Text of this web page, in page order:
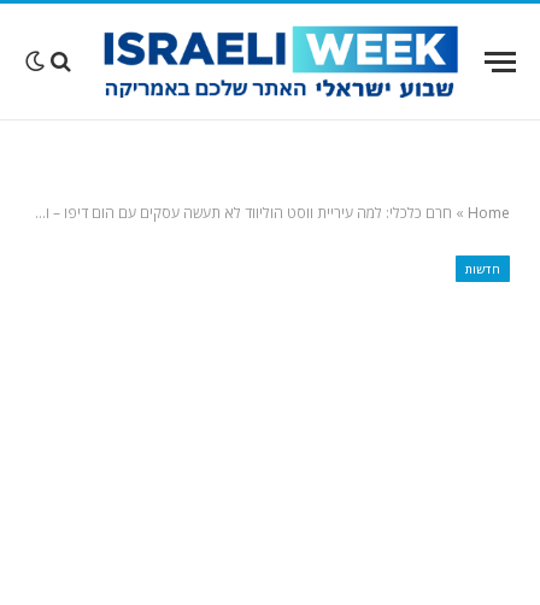
Home
» חרם כלכלי: למה עיריית ווסט הוליווד לא תעשה עסקים עם הום דיפו – והאם זה בכלל חוקי
חדשות